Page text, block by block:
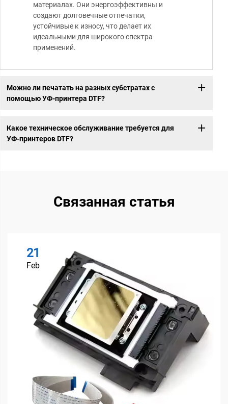
материалах. Они энергоэффективны и
создают долговечные отпечатки,
устойчивые к износу, что делает их
идеальными для широкого спектра
применений.
Можно ли печатать на разных субстратах с
помощью УФ-принтера DTF?
Какое техническое обслуживание требуется для
УФ-принтеров DTF?
Связанная статья
21
Feb